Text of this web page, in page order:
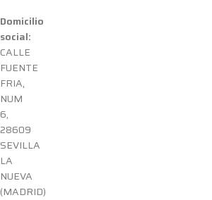
Domicilio
social:
CALLE
FUENTE
FRIA,
NUM
6,
28609
SEVILLA
LA
NUEVA
(MADRID)